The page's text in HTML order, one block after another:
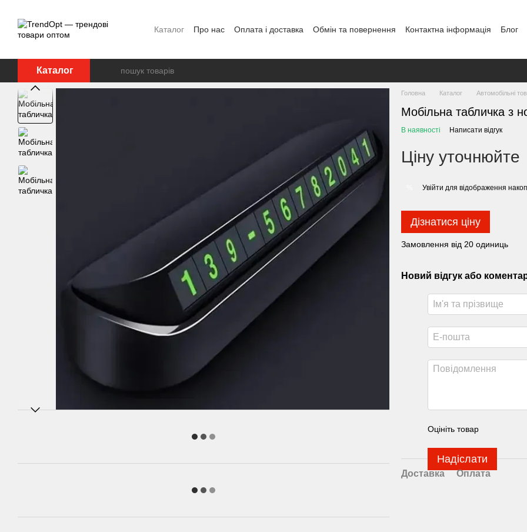
Каталог Про нас Оплата і доставка Обмін та повернення Контактна інформація Блог
Каталог
Головна Каталог Автомобільні
Мобільна табличка з
В наявності Написати відгук
Ціну уточнюйте
Увійти для відображення
Дізнатися ціну
Замовлення від 20 одиниць
Новий відгук або
Оцініть товар
Надіслати
Доставка Оплата